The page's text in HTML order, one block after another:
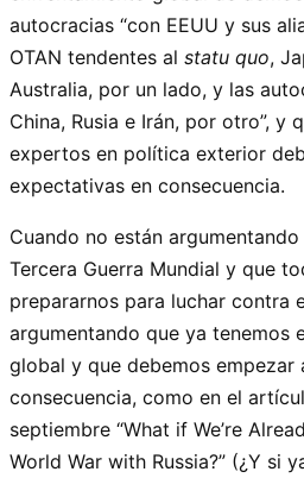
autocracias “con EEUU y sus
OTAN tendentes al statu quo,
Australia, por un lado, y las
China, Rusia e Irán, por otro”, y
expertos en política exterior
expectativas en consecuencia.
Cuando no están
Tercera Guerra Mundial y que
prepararnos para luchar contra
argumentando que ya tenemos
global y que debemos empezar
consecuencia, como en el
septiembre “What if We’re
World War with Russia?” (¿Y si